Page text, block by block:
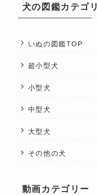
犬の図鑑カテゴリ
いぬの図鑑TOP
超小型犬
小型犬
中型犬
大型犬
その他の犬
動画カテゴリー